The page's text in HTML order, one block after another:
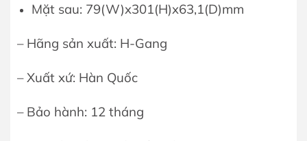
Mặt sau: 79(W)x301(H)x63,1(D)mm
– Hãng sản xuất: H-Gang
– Xuất xứ: Hàn Quốc
– Bảo hành: 12 tháng